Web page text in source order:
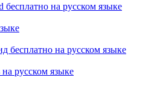
на русском языке
бесплатно на русском языке
русском языке